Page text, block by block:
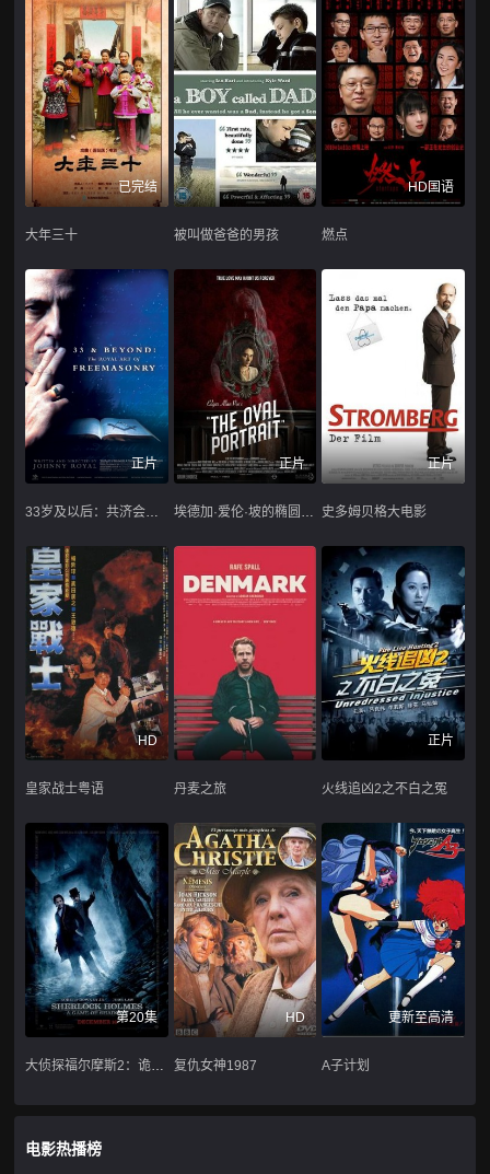
已完结
大年三十 被叫做爸爸的男孩
HD国语
燃点
正片
33岁及以后：共济会的皇家艺术
正片
埃德加·爱伦·坡的椭圆形肖像
正片
史多姆贝格大电影
HD
皇家战士粤语 丹麦之旅
正片
火线追凶2之不白之冤
第20集
大侦探福尔摩斯2：诡影游戏
HD
复仇女神1987
更新至高清
A子计划
电影热播榜